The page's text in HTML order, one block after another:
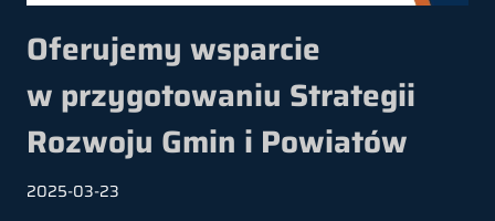
Oferujemy wsparcie
w przygotowaniu Strategii
Rozwoju Gmin i Powiatów
2025-03-23